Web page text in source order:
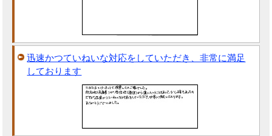
迅速かつていねいな対応をしていただき、非常に満足
しております